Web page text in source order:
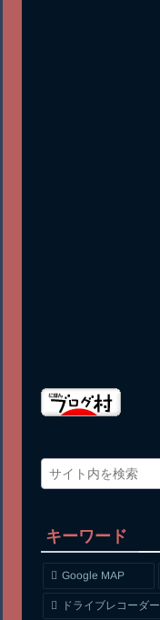
キーワード
Google MAP
ドライブレコーダー